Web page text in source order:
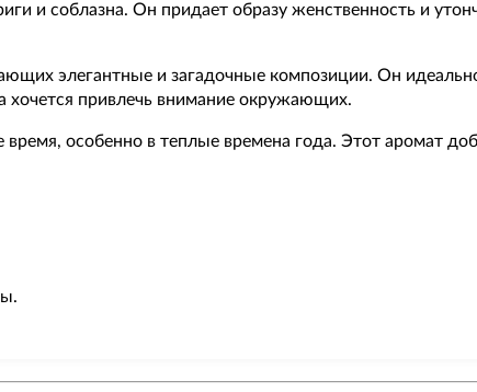
и соблазна. Он придает образу женственность и
элегантные и загадочные композиции. Он
хочется привлечь внимание окружающих.
время, особенно в теплые времена года. Этот аромат